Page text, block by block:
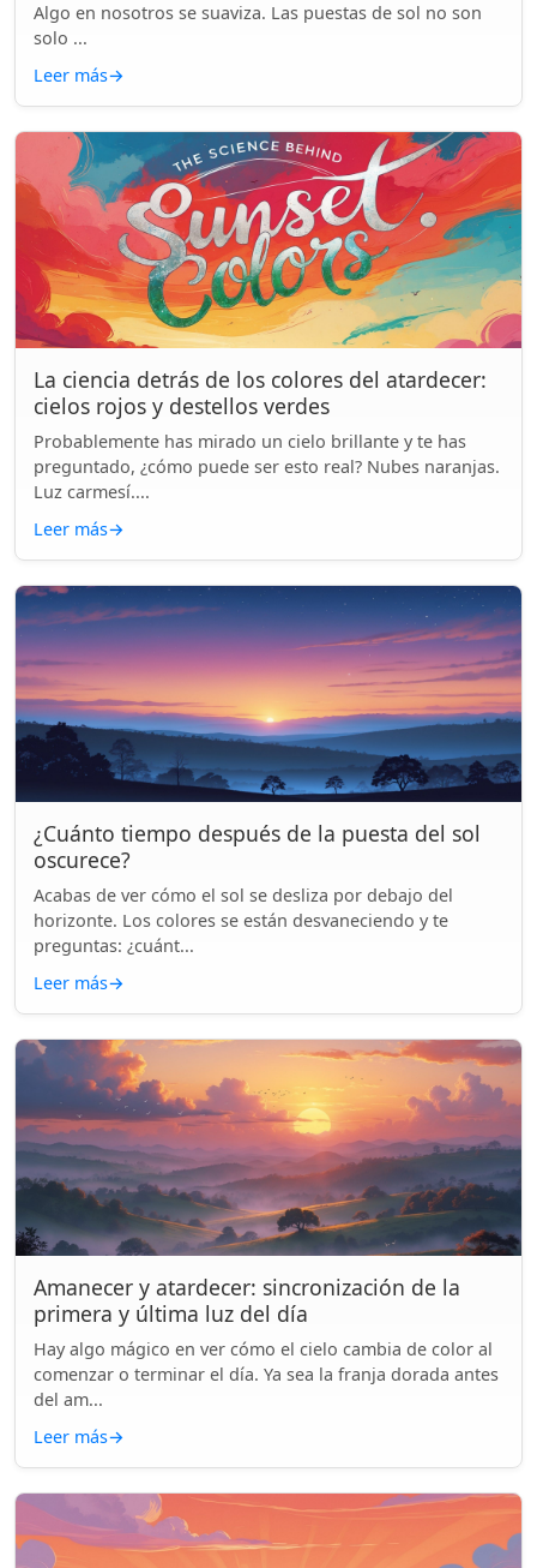
Algo en nosotros se suaviza. Las puestas de sol no son
solo ...
Leer más→
La ciencia detrás de los colores del atardecer:
cielos rojos y destellos verdes
Probablemente has mirado un cielo brillante y te has
preguntado, ¿cómo puede ser esto real? Nubes naranjas.
Luz carmesí....
Leer más→
¿Cuánto tiempo después de la puesta del sol
oscurece?
Acabas de ver cómo el sol se desliza por debajo del
horizonte. Los colores se están desvaneciendo y te
preguntas: ¿cuánt...
Leer más→
Amanecer y atardecer: sincronización de la
primera y última luz del día
Hay algo mágico en ver cómo el cielo cambia de color al
comenzar o terminar el día. Ya sea la franja dorada antes
del am...
Leer más→